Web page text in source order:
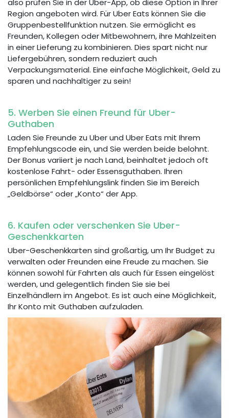
also prüfen Sie in der Uber-App, ob diese Option in Ihrer
Region angeboten wird. Für Uber Eats können Sie die
Gruppenbestellfunktion nutzen. Sie ermöglicht es
Freunden, Kollegen oder Mitbewohnern, ihre Mahlzeiten
in einer Lieferung zu kombinieren. Dies spart nicht nur
Liefergebühren, sondern reduziert auch
Verpackungsmaterial. Eine einfache Möglichkeit, Geld zu
sparen und nachhaltiger zu sein!
5. Werben Sie einen Freund für Uber-
Guthaben
Laden Sie Freunde zu Uber und Uber Eats mit Ihrem
Empfehlungscode ein, und Sie werden beide belohnt.
Der Bonus variiert je nach Land, beinhaltet jedoch oft
kostenlose Fahrt- oder Essensguthaben. Ihren
persönlichen Empfehlungslink finden Sie im Bereich
„Geldbörse“ oder „Konto“ der App.
6. Kaufen oder verschenken Sie Uber-
Geschenkkarten
Uber-Geschenkkarten sind großartig, um Ihr Budget zu
verwalten oder Freunden eine Freude zu machen. Sie
können sowohl für Fahrten als auch für Essen eingelöst
werden, und gelegentlich finden Sie sie bei
Einzelhändlern im Angebot. Es ist auch eine Möglichkeit,
Ihr Konto mit Guthaben aufzuladen.